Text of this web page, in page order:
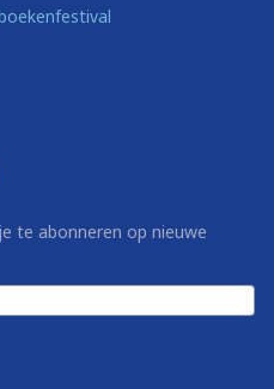
te abonneren op nieuwe